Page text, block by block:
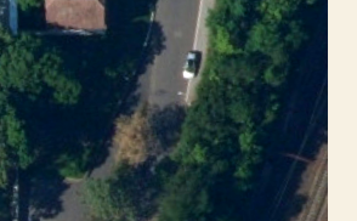
50.547594 , 13.768499
Socha